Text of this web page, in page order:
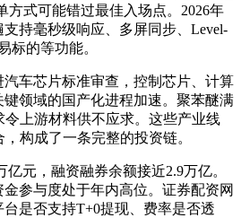
方式可能错过最佳入场点。2026年
持毫秒级响应、多屏同步、Level-
标的等功能。
车芯片标准审查，控制芯片、计算
领域的国产化进程加速。聚苯醚满
上游材料供不应求。这些产业线
构成了一条完整的投资链。
元，融资融券余额接近2.9万亿。
参与度处于年内高位。证券配资网
是否支持T+0提现、费率是否透